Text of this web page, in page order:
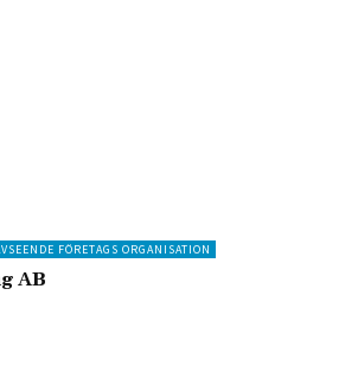
FÖRETAGS ORGANISATION
AB